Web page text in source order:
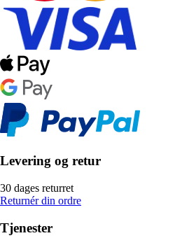
Levering og retur
30 dages returret
Returnér din ordre
Tjenester